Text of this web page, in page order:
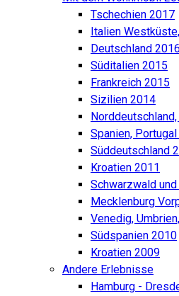
Tschechien 2017
Italien
Deutschland 2016
Süditalien 2015
Frankreich 2015
Sizilien 2014
Spanien,
Süddeutschland
Kroatien 2011
Schwarzwald und
Mecklenburg
Venedig,
Südspanien 2010
Kroatien 2009
Andere Erlebnisse
Hamburg -